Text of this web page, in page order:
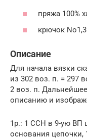
пряжа 100%
крючок
Описание
Для начала вязки
из 302 воз. п. = 297
2 воз. п.
описанию и
1р.: 1 ССН в 9-ую ВП
основания цепочки,